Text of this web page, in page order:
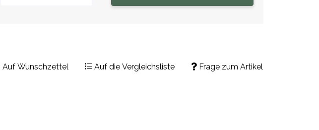
Frage zum Artikel
Auf Wunschzettel Auf die Vergleichsliste